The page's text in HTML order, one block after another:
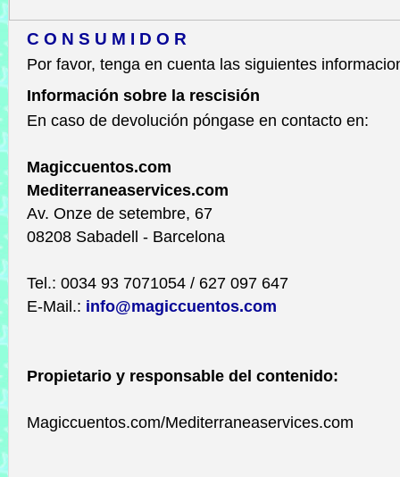
CONSUMIDOR
Por favor, tenga en cuenta las siguientes
Información sobre la rescisión
En caso de devolución póngase en contacto en:
Magiccuentos.com
Mediterraneaservices.com
Av. Onze de setembre, 67
08208 Sabadell - Barcelona
Tel.: 0034 93 7071054 / 627 097 647
E-Mail.: info@magiccuentos.com
Propietario y responsable del contenido:
Magiccuentos.com/Mediterraneaservices.com